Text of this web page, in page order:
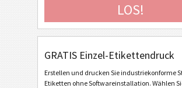
Caterpillar
GS1 GS1 Labels
O Odette
LOS!
GRATIS Einzel-Etikettendruck
Erstellen und drucken Sie industriekonforme
Etiketten ohne Softwareinstallation. Wählen